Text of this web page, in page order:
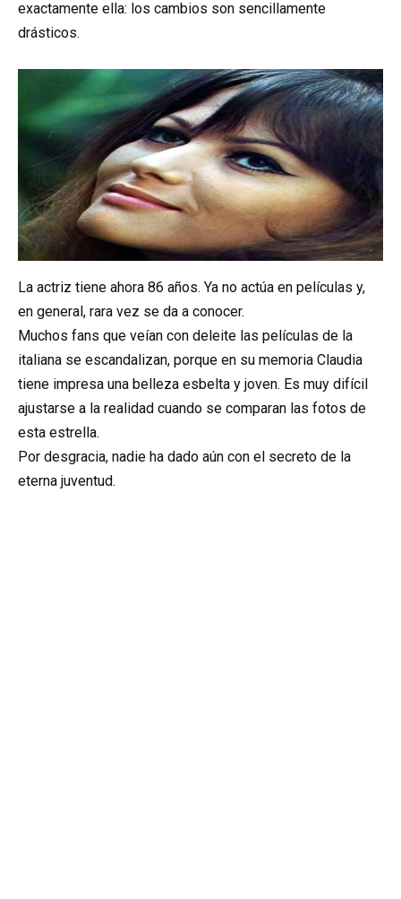
exactamente ella: los cambios son sencillamente
drásticos.
La actriz tiene ahora 86 años. Ya no actúa en películas y,
en general, rara vez se da a conocer.
Muchos fans que veían con deleite las películas de la
italiana se escandalizan, porque en su memoria Claudia
tiene impresa una belleza esbelta y joven. Es muy difícil
ajustarse a la realidad cuando se comparan las fotos de
esta estrella.
Por desgracia, nadie ha dado aún con el secreto de la
eterna juventud.